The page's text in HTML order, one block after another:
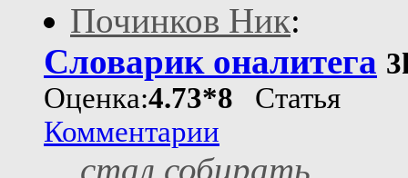
Починков Ник:
Словарик оналитега
Оценка:4.73*8 Статья
Комментарии
стал собирать